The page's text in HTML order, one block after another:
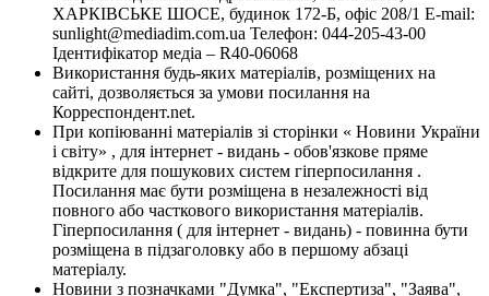
ХАРКІВСЬКЕ ШОСЕ, будинок 172-Б, офіс 208/1 E-mail:
sunlight@mediadim.com.ua Телефон: 044-205-43-00
Ідентифікатор медіа – R40-06068
Використання будь-яких матеріалів, розміщених на
сайті, дозволяється за умови посилання на
Корреспондент.net.
При копіюванні матеріалів зі сторінки « Новини України
і світу» , для інтернет - видань - обов'язкове пряме
відкрите для пошукових систем гіперпосилання .
Посилання має бути розміщена в незалежності від
повного або часткового використання матеріалів.
Гіперпосилання ( для інтернет - видань) - повинна бути
розміщена в підзаголовку або в першому абзаці
матеріалу.
Новини з позначками "Думка", "Експертиза", "Заява",